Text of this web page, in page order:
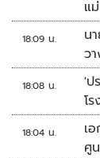
แ
ร
18:09 น.
น
ว
18:08 น.
'ป
โ
18:04 น.
เ
ศู